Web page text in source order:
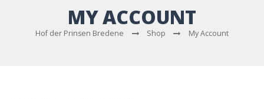
MY ACCOUNT
Hof der Prinsen Bredene Shop My Account